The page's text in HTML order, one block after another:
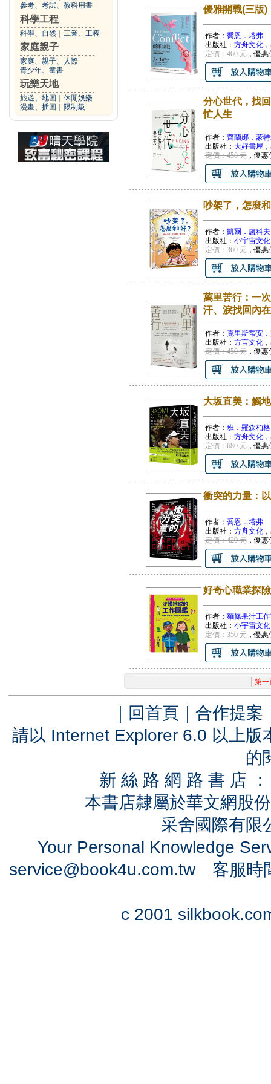
參考、考試、教科用書
科學工程
科學、自然 工業、工程
家庭親子
家庭、親子、人際
青少年、童書
玩樂天地
旅遊、地圖
休閒娛樂
漫畫、插圖
限制級
優雅開戰(三版)
作者： 喬恩．塔弗
出版社： 方舟文化
定價：460 元，優惠
分心世代，找
忙人生
作者： 齊蘭娜．蒙
出版社： 大好書屋
定價：450 元，優惠
吵架了，怎麼
作者： 凱爾．盧科夫
出版社： 小宇宙文化
定價：360 元，優惠
萬里苦行：一
汗、淚找回內
作者： 克里斯蒂安
出版社： 方言文化
定價：450 元，優惠
大坂直美：觸
作者： 班．羅森柏格
出版社： 方舟文化
定價：680 元，優惠
衝突的力量：
作者： 喬恩．塔弗
出版社： 方舟文化
定價：420 元，優惠
好奇心職業探
作者： 麵條果汁工
出版社： 小宇宙文化
定價：350 元，優惠
第一
｜ 回首頁 ｜ 合作提案
請以 Internet Explorer 6.0 以上
的
新 絲 路 網 路 書 店
本書店隸屬於華文網股
采舍國際有
Your Personal Knowledge
service@book4u.com.tw客服時
c 2001